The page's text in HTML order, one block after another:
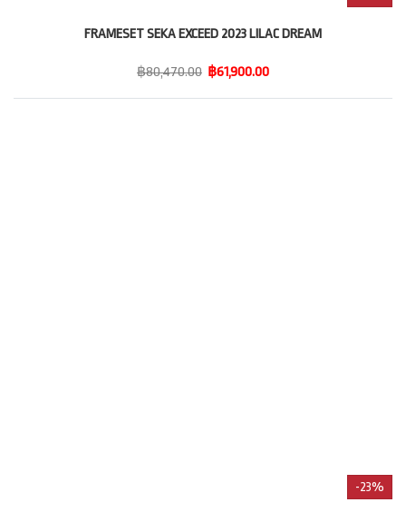
FRAMESET SEKA EXCEED 2023 LILAC DREAM
฿80,470.00 ฿61,900.00
-23%